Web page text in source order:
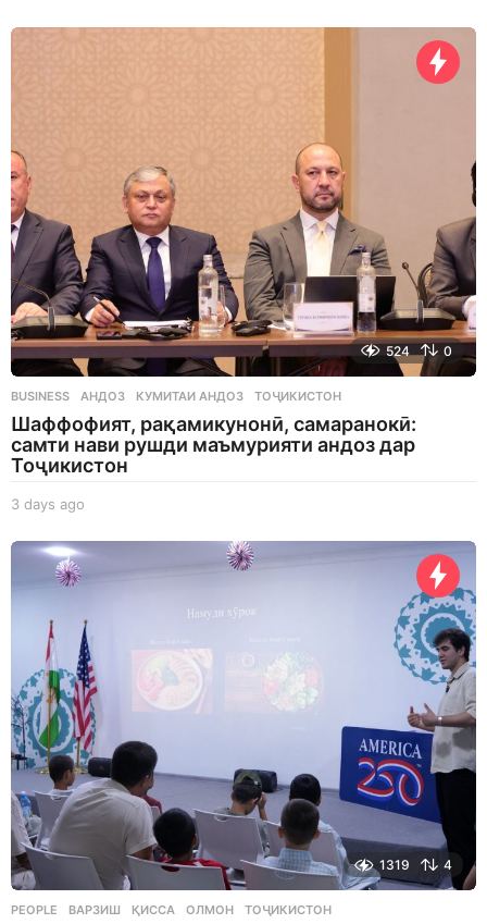
a
524 0
BUSINESS АНДОЗ ,КУМИТАИ АНДОЗ ,ТОҶИКИСТОН
Шаффофият, рақамикунонӣ, самаранокӣ:
самти нави рушди маъмурияти андоз дар
Тоҷикистон
3 days ago
a
g
o
1319 4
PEOPLE ВАРЗИШ ,ҚИССА ,ОЛМОН ,ТОҶИКИСТОН